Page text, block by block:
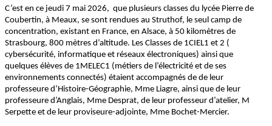
C’est en ce jeudi 7 mai 2026, que plusieurs classes du lycée Pierre de
Coubertin, à Meaux, se sont rendues au Struthof, le seul camp de
concentration, existant en France, en Alsace, à 50 kilomètres de
Strasbourg, 800 mètres d’altitude. Les Classes de 1CIEL1 et 2 (
cybersécurité, informatique et réseaux électroniques) ainsi que
quelques élèves de 1MELEC1 (métiers de l’électricité et de ses
environnements connectés) étaient accompagnés de de leur
professeure d’Histoire-Géographie, Mme Liagre, ainsi que de leur
professeure d’Anglais, Mme Desprat, de leur professeur d’atelier, M
Serpette et de leur proviseure-adjointe, Mme Bochet-Mercier.